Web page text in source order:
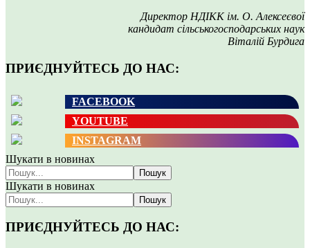
Директор НДІКК ім. О. Алексеєвої
кандидат сільськогосподарських наук
Віталій Бурдига
ПРИЄДНУЙТЕСЬ ДО НАС:
FACEBOOK
YOUTUBE
INSTAGRAM
Шукати в новинах
Пошук
Шукати в новинах
Пошук
ПРИЄДНУЙТЕСЬ ДО НАС: